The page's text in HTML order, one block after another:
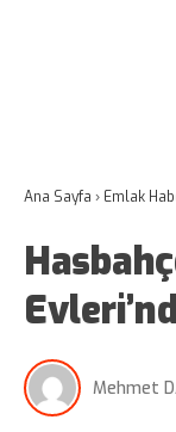
Ana Sayfa › Emlak
Mehmet